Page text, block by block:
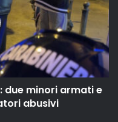
due minori armati e
abusivi